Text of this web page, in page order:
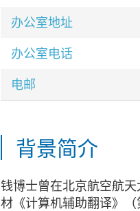
办公室地址
办公室电话
电邮
背景简介
钱博士曾在北京航空航
材《计算机辅助翻译》